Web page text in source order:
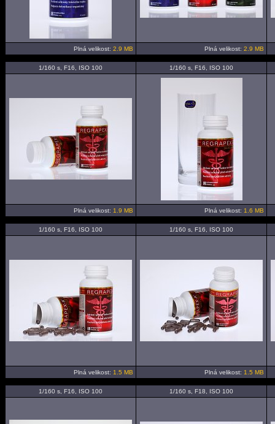
Plná velikost: 2.9 MB Plná velikost: 2.9 MB
1/160 s, F16, ISO 100 1/160 s, F16, ISO 100
Plná velikost: 1.9 MB Plná velikost: 1.6 MB
1/160 s, F16, ISO 100 1/160 s, F16, ISO 100
Plná velikost: 1.5 MB Plná velikost: 1.5 MB
1/160 s, F16, ISO 100 1/160 s, F18, ISO 100